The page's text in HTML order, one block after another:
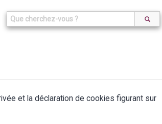
et la déclaration de cookies figurant sur